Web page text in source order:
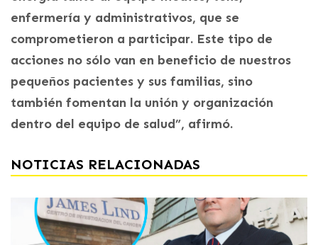
enfermería y administrativos, que se
comprometieron a participar. Este tipo de
acciones no sólo van en beneficio de nuestros
pequeños pacientes y sus familias, sino
también fomentan la unión y organización
dentro del equipo de salud”, afirmó.
NOTICIAS RELACIONADAS